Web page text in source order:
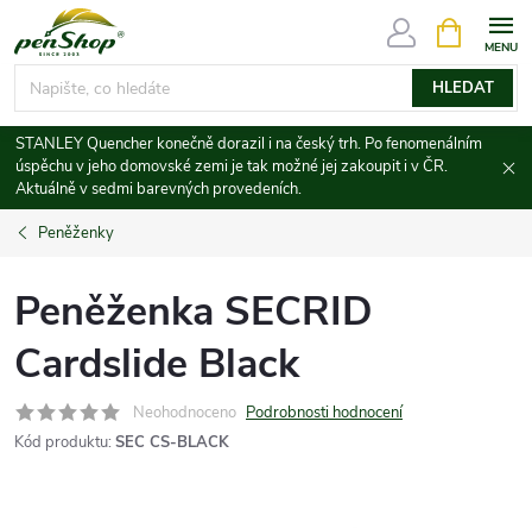
na
obsah
HLEDAT
NÁKUPNÍ
KOŠÍK
STANLEY Quencher konečně dorazil i na český trh. Po fenomenálním
úspěchu v jeho domovské zemi je tak možné jej zakoupit i v ČR.
Aktuálně v sedmi barevných provedeních.
Peněženky
Peněženka SECRID
Cardslide Black
Neohodnoceno Podrobnosti hodnocení
Kód produktu: SEC CS-BLACK